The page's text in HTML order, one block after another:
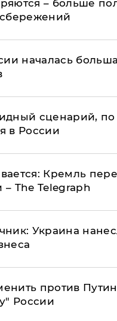
– больше
началась
сценарий, по
в России
Кремль
The Telegraph
Украина
против
России